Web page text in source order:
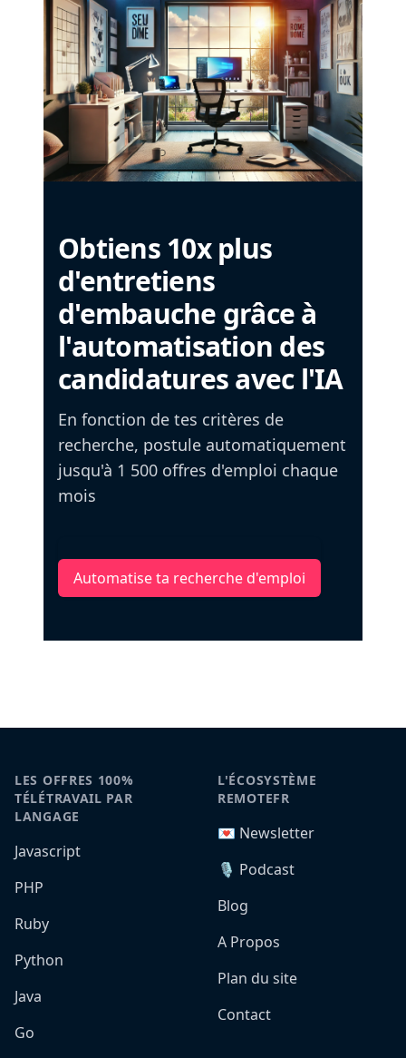
Obtiens 10x plus
d'entretiens
d'embauche grâce à
l'automatisation des
candidatures avec l'IA
En fonction de tes critères de
recherche, postule automatiquement
jusqu'à 1 500 offres d'emploi chaque
mois
Automatise ta recherche d'emploi
LES OFFRES 100%
TÉLÉTRAVAIL PAR
LANGAGE
Javascript
PHP
Ruby
Python
Java
Go
L'ÉCOSYSTÈME
REMOTEFR
💌 Newsletter
🎙️ Podcast
Blog
A Propos
Plan du site
Contact